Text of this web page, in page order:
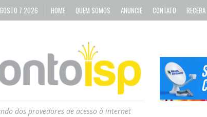
7 2026 HOME QUEM SOMOS ANUNCIE CONTATO
dos provedores de acesso à internet